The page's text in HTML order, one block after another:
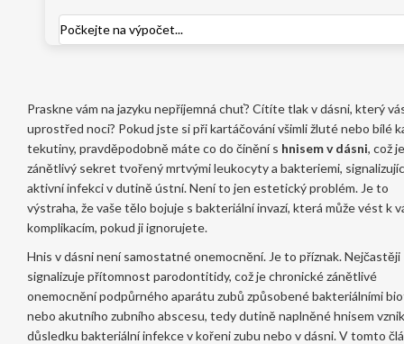
Počkejte na výpočet...
Praskne vám na jazyku nepříjemná chuť? Cítíte tlak v dásni, který
uprostřed noci? Pokud jste si při kartáčování všimli žluté nebo bílé
tekutiny, pravděpodobně máte co do činění s hnisem v dásni, což je
zánětlivý sekret tvořený mrtvými leukocyty a bakteriemi,
aktivní infekci v dutině ústní.Není to jen estetický problém. Je to
výstraha, že vaše tělo bojuje s bakteriální invazí, která může vést k
komplikacím, pokud ji ignorujete.
Hnis v dásni není samostatné onemocnění. Je to příznak. Nejčastěji
signalizuje přítomnost parodontitidy, což jechronické zánětlivé
onemocnění podpůrného aparátu zubů způsobené bakteriálními
nebo akutního zubního abscesu, tedydutině naplněné hnisem
důsledku bakteriální infekce v kořeni zubu nebo v dásni.V tomto